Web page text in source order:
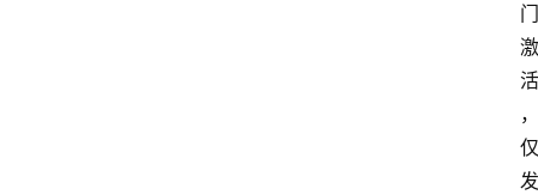
门
激
活
，
仅
发